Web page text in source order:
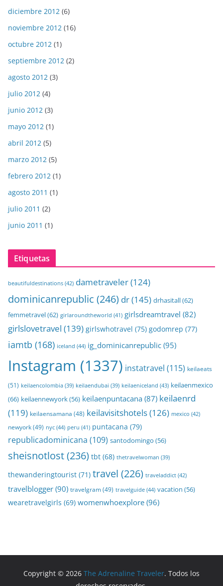
diciembre 2012 (6)
noviembre 2012 (16)
octubre 2012 (1)
septiembre 2012 (2)
agosto 2012 (3)
julio 2012 (4)
junio 2012 (3)
mayo 2012 (1)
abril 2012 (5)
marzo 2012 (5)
febrero 2012 (1)
agosto 2011 (1)
julio 2011 (2)
junio 2011 (1)
Etiquetas
beautifuldestinations (42) dametraveler(124)
dominicanrepublic (246) dr(145) drhasitall(62)
femmetravel(62) girlaroundtheworld (41) girlsdreamtravel (82)
girlslovetravel (139) girlswhotravel (75) godomrep (77)
iamtb (168) iceland (44) ig_dominicanrepublic (95)
Instagram (1337) instatravel (115) keilaeats
(51) keilaencolombia (39) keilaendubai (39) keilaeniceland (43) keilaenmexico
(66) keilaennewyork(56) keilaenpuntacana (87) keilaenrd
(119) keilaensamana (48) keilavisitshotels(126) mexico (42)
newyork(49) nyc (44) peru (41) puntacana (79)
republicadominicana (109) santodomingo (56)
sheisnotlost(236) tbt (68) thetravelwoman (39)
thewanderingtourist (71) travel (226) traveladdict (42)
travelblogger (90) travelgram(49) travelguide (44) vacation (56)
wearetravelgirls (69) womenwhoexplore(96)
Copyright © 2026 The Adrenaline Traveler. Todos los